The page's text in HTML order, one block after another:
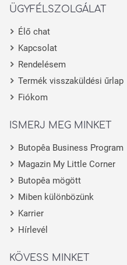
ÜGYFÉLSZOLGÁLAT
Élő chat
Kapcsolat
Rendelésem
Termék visszaküldési űrlap
Fiókom
ISMERJ MEG MINKET
Butopêa Business Program
Magazin My Little Corner
Butopêa mögött
Miben különbözünk
Karrier
Hírlevél
KÖVESS MINKET